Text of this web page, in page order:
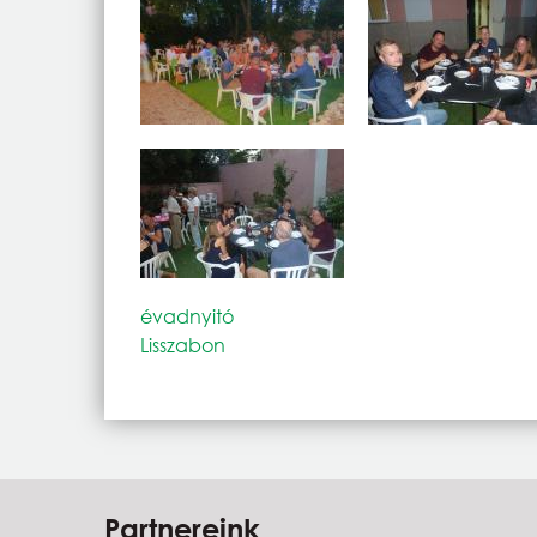
évadnyitó
Lisszabon
Partnereink